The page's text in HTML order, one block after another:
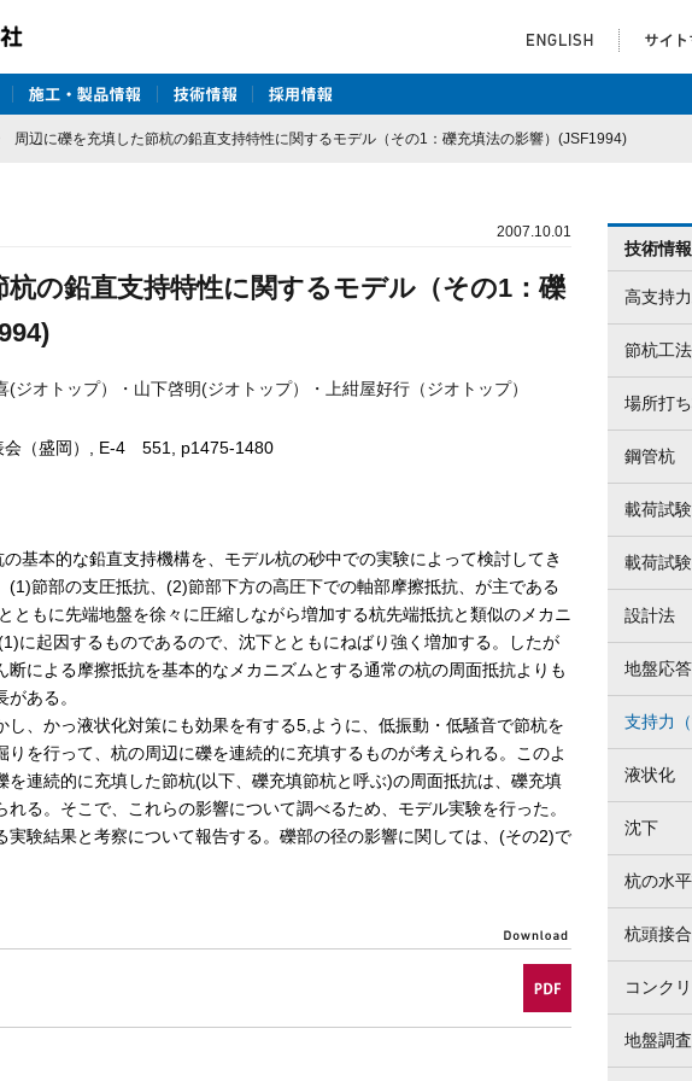
周辺に礫を充填した節杭の鉛直支持特性に関するモデル（その1：礫充填法の影響）(JSF1994)
2007.10.01
の鉛直支持特性に関するモデル（その1：礫
ジオトップ）・山下啓明(ジオトップ）・上紺屋好行（ジオトップ）
会（盛岡）, E-4 551, p1475-1480
基本的な鉛直支持機構を、モデル杭の砂中での実験によって検討してき
(1)節部の支圧抵抗、(2)節部下方の高圧下での軸部摩擦抵抗、が主である
ともに先端地盤を徐々に圧縮しながら増加する杭先端抵抗と類似のメカニ
に起因するものであるので、沈下とともにねばり強く増加する。したが
断による摩擦抵抗を基本的なメカニズムとする通常の杭の周面抵抗よりも
ある。
、かっ液状化対策にも効果を有する5,ように、低振動・低騒音で節杭を
を行って、杭の周辺に礫を連続的に充填するものが考えられる。このよ
を連続的に充填した節杭(以下、礫充填節杭と呼ぶ)の周面抵抗は、礫充填
る。そこで、これらの影響について調べるため、モデル実験を行った。
実験結果と考察について報告する。礫部の径の影響に関しては、(その2)で
技術情報
高支持
節杭工法
場所打
鋼管杭
載荷試験
載荷試験
設計法
地盤応答
支持力（
液状化
沈下
杭の水
杭頭接合
コンク
地盤調